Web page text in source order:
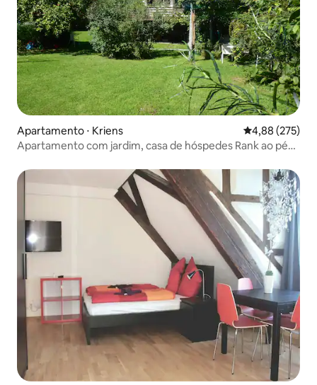
Apartamento ⋅ Kriens 4,88 de uma
4,88 (275)
Apartamento com jardim, casa de hóspedes Rank ao pé